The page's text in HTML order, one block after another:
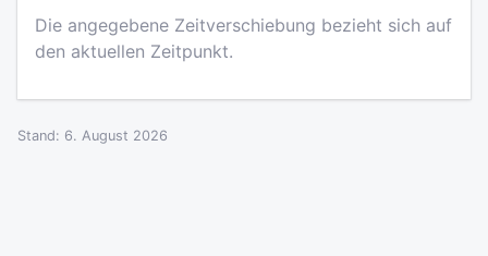
Die angegebene Zeitverschiebung bezieht sich auf
den aktuellen Zeitpunkt.
Stand: 6. August 2026